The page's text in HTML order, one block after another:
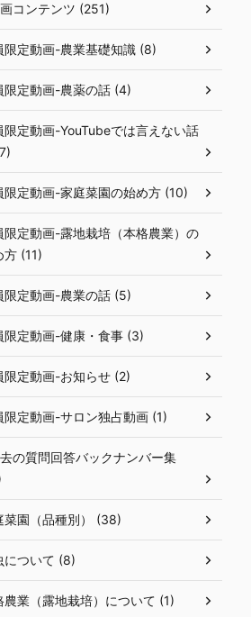
コンテンツ (251)
限定動画-農業基礎知識 (8)
限定動画-農薬の話 (4)
限定動画-YouTubeでは言えない話
限定動画-家庭菜園の始め方 (10)
限定動画-露地栽培（本格農業）の
方 (11)
限定動画-農業の話 (5)
限定動画-健康・食事 (3)
限定動画-お知らせ (2)
限定動画-サロン独占動画 (1)
の質問回答バックナンバー集
菜園（品種別） (38)
について (8)
農業（露地栽培）について (1)